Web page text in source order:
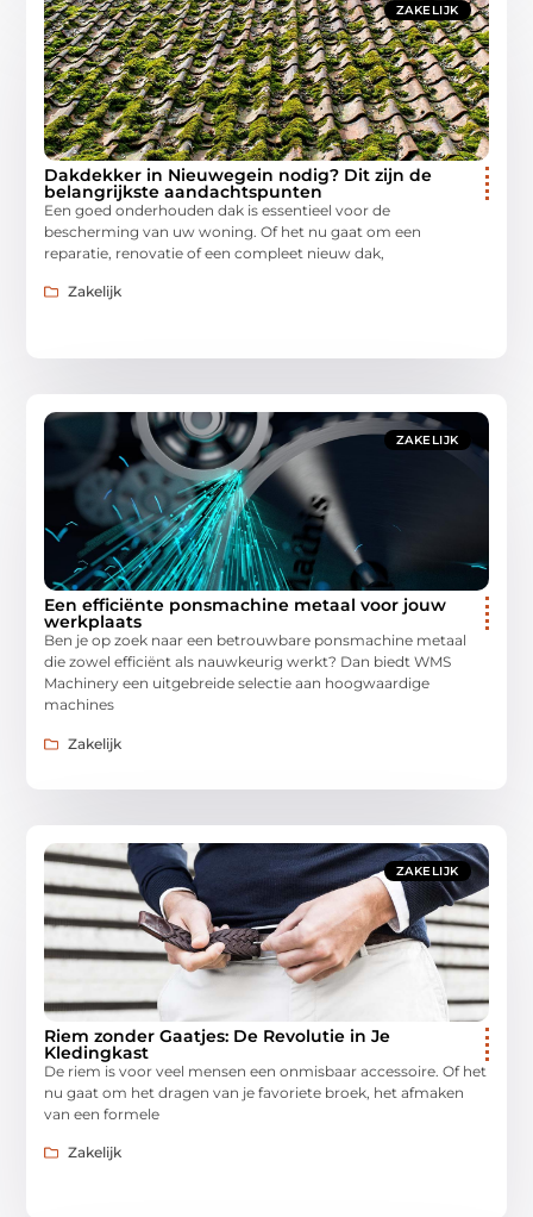
ZAKELIJK
Dakdekker in Nieuwegein nodig? Dit zijn de
belangrijkste aandachtspunten
Een goed onderhouden dak is essentieel voor de
bescherming van uw woning. Of het nu gaat om een
reparatie, renovatie of een compleet nieuw dak,
Zakelijk
ZAKELIJK
Een efficiënte ponsmachine metaal voor jouw
werkplaats
Ben je op zoek naar een betrouwbare ponsmachine metaal
die zowel efficiënt als nauwkeurig werkt? Dan biedt WMS
Machinery een uitgebreide selectie aan hoogwaardige
machines
Zakelijk
ZAKELIJK
Riem zonder Gaatjes: De Revolutie in Je
Kledingkast
De riem is voor veel mensen een onmisbaar accessoire. Of het
nu gaat om het dragen van je favoriete broek, het afmaken
van een formele
Zakelijk